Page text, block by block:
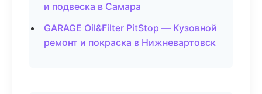
и подвеска в Самара
GARAGE Oil&Filter PitStop — Кузовной
ремонт и покраска в Нижневартовск